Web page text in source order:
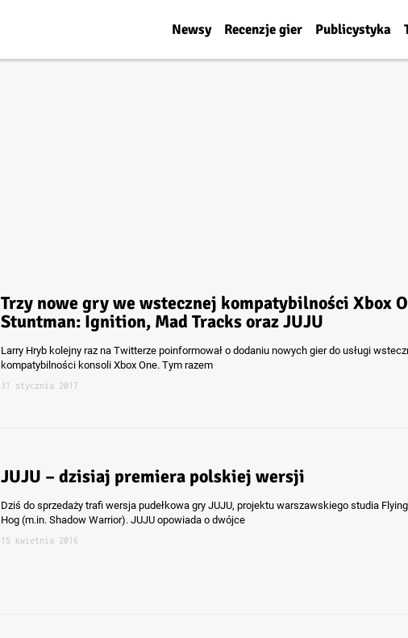
Newsy Recenzje gier Publicystyka
Trzy nowe gry we wstecznej kompatybilności Xbox
Stuntman: Ignition, Mad Tracks oraz JUJU
Larry Hryb kolejny raz na Twitterze poinformował o dodaniu nowych gier do usługi
kompatybilności konsoli Xbox One. Tym razem
31 stycznia 2017
JUJU – dzisiaj premiera polskiej wersji
Dziś do sprzedaży trafi wersja pudełkowa gry JUJU, projektu warszawskiego studia
Hog (m.in. Shadow Warrior). JUJU opowiada o dwójce
15 kwietnia 2016